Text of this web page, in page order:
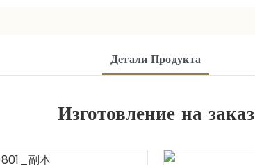
Детали Продукта
Изготовление на заказ